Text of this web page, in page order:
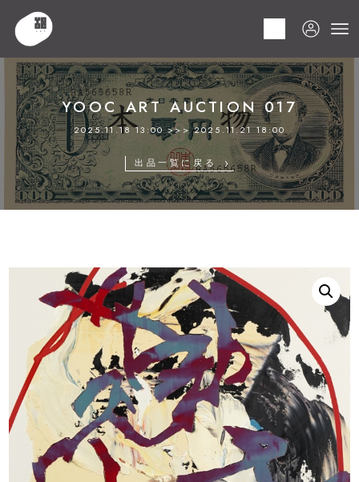
HOME
YOOC ART AUCTION 017
2025.11.18 13:00 >>> 2025.11.21 18:00
出品一覧に戻る